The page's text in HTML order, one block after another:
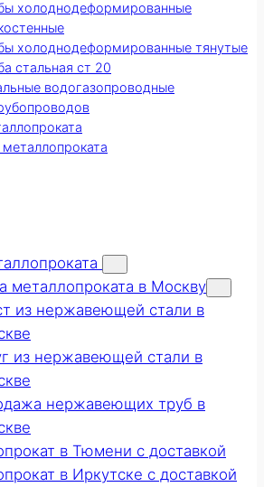
холоднодеформированные
холоднодеформированные тянутые
стальная ст 20
водогазопроводные
металлопроката в Москву
из нержавеющей стали в
из нержавеющей стали в
нержавеющих труб в
в Тюмени с доставкой
в Иркутске с доставкой